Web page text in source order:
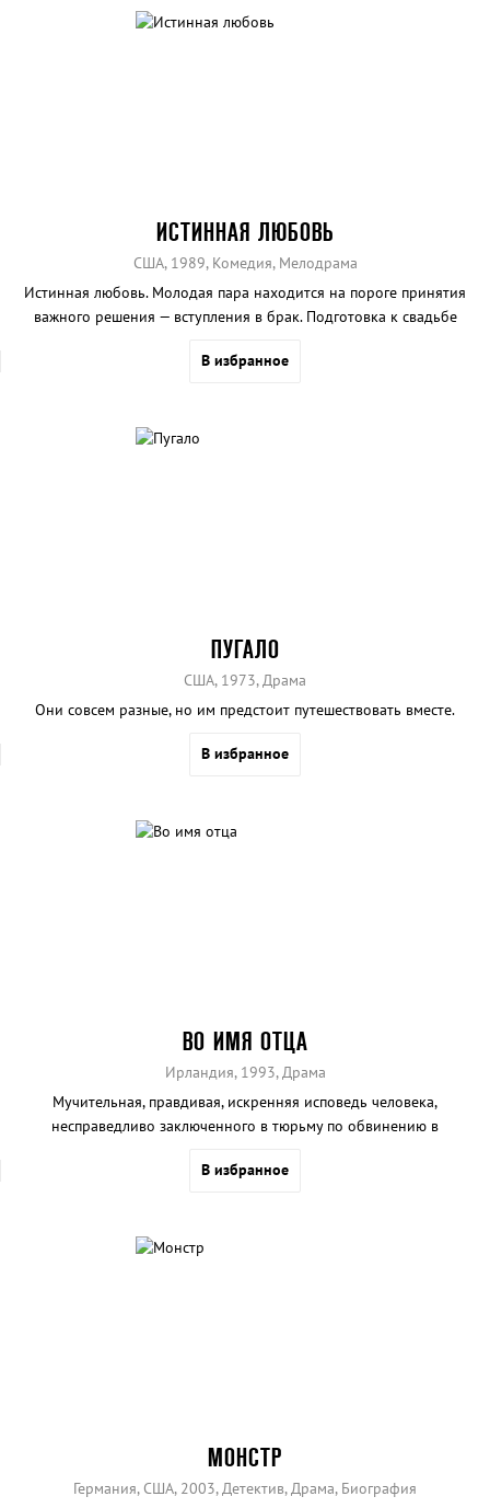
ИСТИННАЯ ЛЮБОВЬ
США, 1989, Комедия, Мелодрама
Истинная любовь. Молодая пара находится на пороге принятия
важного решения — вступления в брак. Подготовка к свадьбе
страхами и сомнениями.
В избранное
ПУГАЛО
США, 1973, Драма
Они совсем разные, но им предстоит путешествовать вместе.
В избранное
ВО ИМЯ ОТЦА
Ирландия, 1993, Драма
Мучительная, правдивая, искренняя исповедь человека,
несправедливо заключенного в тюрьму по обвинению в
лондонском пабе в 1974 году.
В избранное
МОНСТР
Германия, США, 2003, Детектив, Драма, Биография